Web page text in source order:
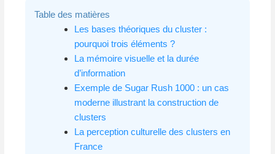
Table des matières
Les bases théoriques du cluster :
pourquoi trois éléments ?
La mémoire visuelle et la durée
d’information
Exemple de Sugar Rush 1000 : un cas
moderne illustrant la construction de
clusters
La perception culturelle des clusters en
France